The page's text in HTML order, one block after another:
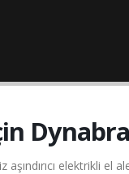
aşındırıcı elektrikli el